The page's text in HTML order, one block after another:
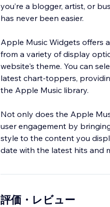
you’re a blogger, artist, or
has never been easier.
Apple Music Widgets offers
from a variety of display
website's theme. You can
latest chart-toppers,
the Apple Music library.
Not only does the Apple
user engagement by
style to the content you
date with the latest hits and
評価・レビュー